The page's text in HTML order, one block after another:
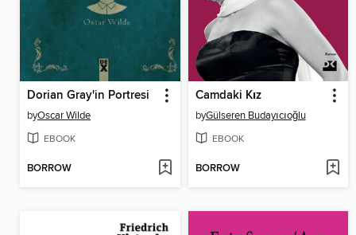
Dorian Gray'in Portresi
byOscar Wilde
EBOOK
BORROW
Camdaki Kız
byGülseren Budayıcıoğlu
EBOOK
BORROW